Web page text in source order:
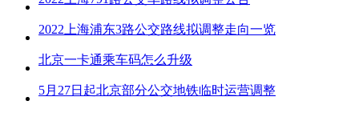
2022上海浦东3路公交路线拟调整走向一览
北京一卡通乘车码怎么升级
5月27日起北京部分公交地铁临时运营调整